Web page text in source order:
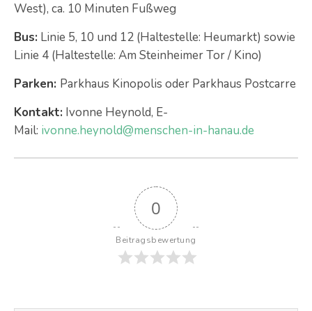
West), ca. 10 Minuten Fußweg
Bus: Linie 5, 10 und 12 (Haltestelle: Heumarkt) sowie
Linie 4 (Haltestelle: Am Steinheimer Tor / Kino)
Parken: Parkhaus Kinopolis oder Parkhaus Postcarre
Kontakt: Ivonne Heynold, E-
Mail: ivonne.heynold@menschen-in-hanau.de
0
Beitragsbewertung